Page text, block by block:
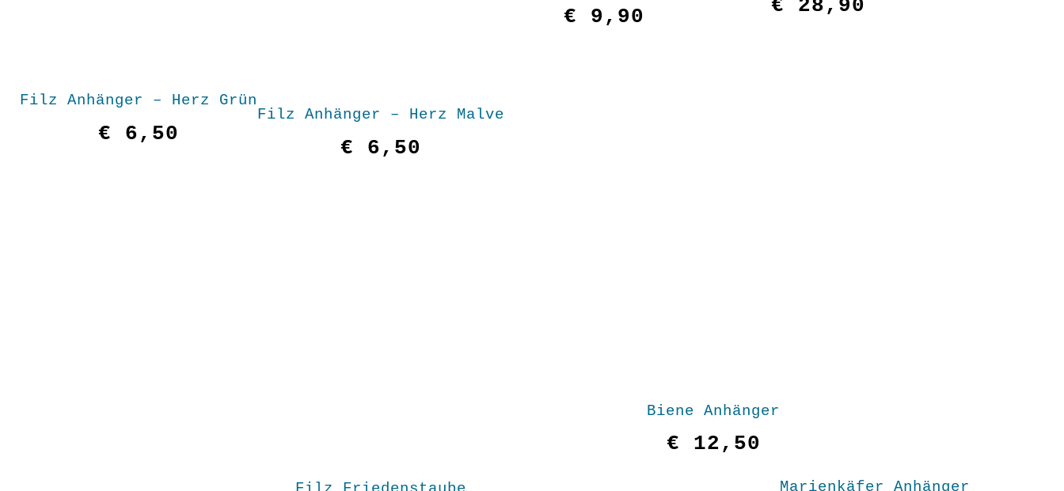
Filz Anhänger – Herz Grün
€ 6,50
Filz Anhänger – Herz Malve
€ 6,50
€ 9,90 € 28,90
Biene Anhänger
€ 12,50
Marienkäfer Anhänger